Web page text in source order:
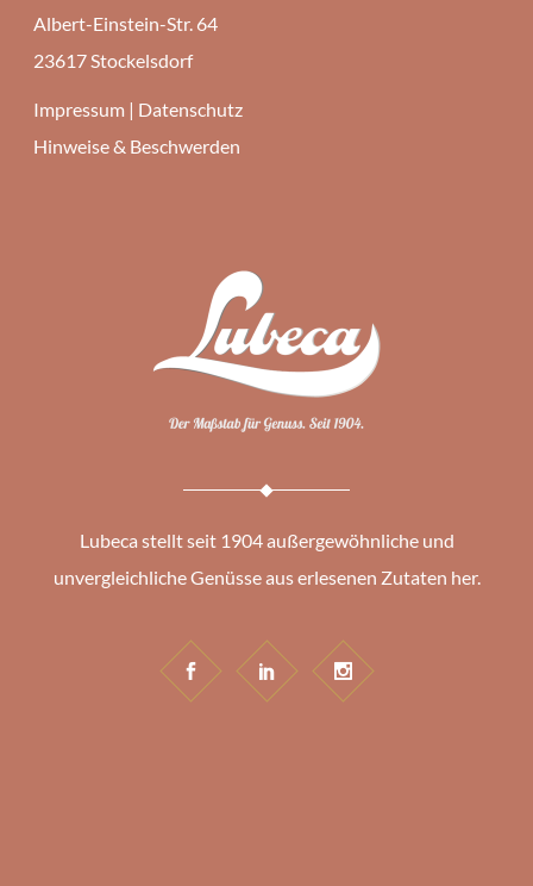
Albert-Einstein-Str. 64
23617 Stockelsdorf
Impressum | Datenschutz
Hinweise & Beschwerden
Lubeca stellt seit 1904 außergewöhnliche und
unvergleichliche Genüsse aus erlesenen Zutaten her.